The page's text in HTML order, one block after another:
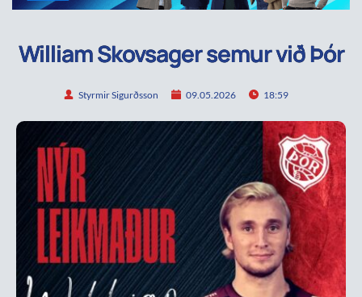
William Skovsager semur við Þór
Styrmir Sigurðsson 09.05.2026 18:59